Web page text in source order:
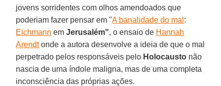
jovens sorridentes com olhos amendoados que
poderiam fazer pensar em "A banalidade do mal :
Eichmann emJerusalém", o ensaio de Hannah
Arendtonde a autora desenvolve a ideia de que o mal
perpetrado pelos responsáveis pelo Holocausto não
nascia de uma índole maligna, mas de uma completa
inconsciência das próprias ações.